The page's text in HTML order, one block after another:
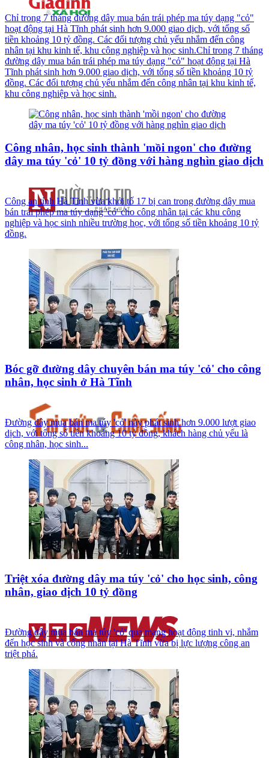
Chỉ trong 7 tháng đường dây mua bán trái phép ma túy dạng "cỏ"
hoạt động tại Hà Tĩnh phát sinh hơn 9.000 giao dịch, với tổng số
tiền khoảng 10 tỷ đồng. Các đối tượng chủ yếu nhắm đến công
nhân tại khu kinh tế, khu công nghiệp và học sinh.Chỉ trong 7 tháng
đường dây mua bán trái phép ma túy dạng "cỏ" hoạt động tại Hà
Tĩnh phát sinh hơn 9.000 giao dịch, với tổng số tiền khoảng 10 tỷ
đồng. Các đối tượng chủ yếu nhắm đến công nhân tại khu kinh tế,
khu công nghiệp và học sinh.
Công nhân, học sinh thành 'mồi ngon' cho đường
dây ma túy 'cỏ' 10 tỷ đồng với hàng nghìn giao dịch
Công an tỉnh Hà Tĩnh vừa khởi tố 17 bị can trong đường dây mua
bán trái phép ma túy dạng 'cỏ' cho công nhân tại các khu công
nghiệp và học sinh nhiều trường học, với tổng số tiền khoảng 10 tỷ
đồng.
Bóc gỡ đường dây chuyên bán ma túy 'cỏ' cho công
nhân, học sinh ở Hà Tĩnh
Đường dây mua bán ma túy 'cỏ' này phát sinh hơn 9.000 lượt giao
dịch, với tổng số tiền khoảng 10 tỷ đồng, khách hàng chủ yếu là
công nhân, học sinh...
Triệt xóa đường dây ma túy 'cỏ' cho học sinh, công
nhân, giao dịch 10 tỷ đồng
Đường dây mua bán ma túy 'cỏ' qua mạng hoạt động tinh vi, nhắm
đến học sinh và công nhân tại Hà Tĩnh vừa bị lực lượng công an
triệt phá.